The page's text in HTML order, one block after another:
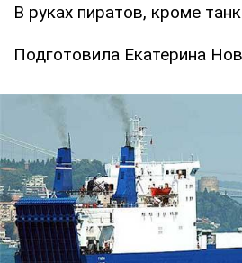
В руках пиратов, кроме
Подготовила Екатерина